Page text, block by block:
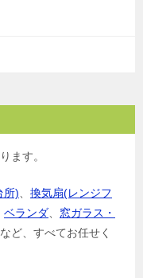
ます。
所)
換気扇(レンジフ
ベランダ
窓ガラス・
など、すべてお任せく